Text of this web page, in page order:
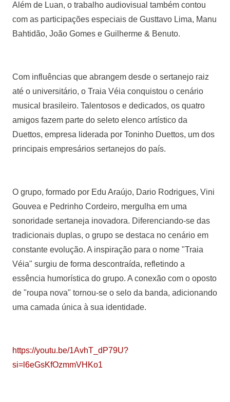
Além de Luan, o trabalho audiovisual também contou
com as participações especiais de Gusttavo Lima, Manu
Bahtidão, João Gomes e Guilherme & Benuto.
Com influências que abrangem desde o sertanejo raiz
até o universitário, o Traia Véia conquistou o cenário
musical brasileiro. Talentosos e dedicados, os quatro
amigos fazem parte do seleto elenco artístico da
Duettos, empresa liderada por Toninho Duettos, um dos
principais empresários sertanejos do país.
O grupo, formado por Edu Araújo, Dario Rodrigues, Vini
Gouvea e Pedrinho Cordeiro, mergulha em uma
sonoridade sertaneja inovadora. Diferenciando-se das
tradicionais duplas, o grupo se destaca no cenário em
constante evolução. A inspiração para o nome "Traia
Véia" surgiu de forma descontraída, refletindo a
essência humorística do grupo. A conexão com o oposto
de "roupa nova" tornou-se o selo da banda, adicionando
uma camada única à sua identidade.
https://youtu.be/1AvhT_dP79U?
si=l6eGsKfOzmmVHKo1